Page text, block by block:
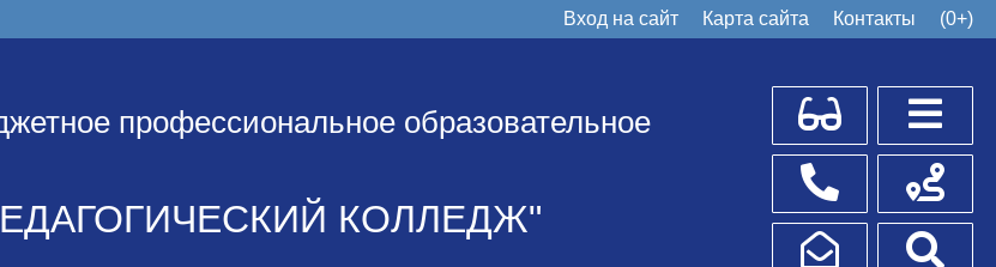
Вход на сайт Карта сайта Контакты (0+)
профессиональное образовательное
КОЛЛЕДЖ"
Для слабовидящих
Телефоны
Написать обращение
Схема